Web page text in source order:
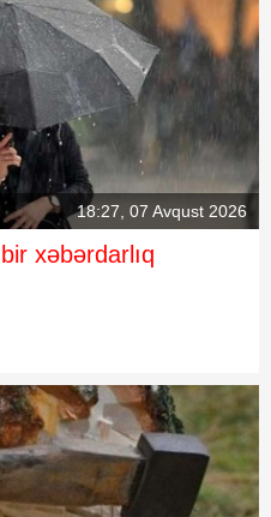
18:27, 07 Avqust 2026
xəbərdarlıq